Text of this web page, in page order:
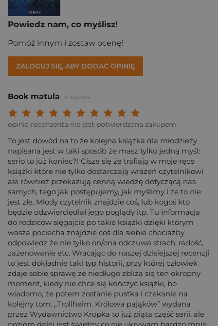
Powiedz nam, co myślisz!
Pomóż innym i zostaw ocenę!
ZALOGUJ SIĘ, ABY DODAĆ OPINIĘ
Book matula 10/05/2026
Twoja ocena:
Twoja ocena: Wybitna 9/
Twoja ocena: Rewelacyjna 8/
Twoja ocena: Bardzo dobra 7/10"
Twoja ocena: Dobra 6/10"
Twoja ocena: Przeciętna 5/10"
Twoja ocena: Może być 4/10"
Twoja ocena: Słaba 3/10"
Twoja ocena: Bardzo słaba 2/10"
Twoja ocena: Beznadziejna 1/10"
opinia recenzenta nie jest potwierdzona zakupem
To jest dowód na to że kolejna książka dla młodzieży
napisana jest w taki sposób że masz tylko jedną myśl:
serio to już koniec?! Cisze się że trafiają w moje ręce
książki które nie tylko dostarczają wrażeń czytelnikowi
ale również przekazują cenną wiedzę dotyczącą nas
samych, tego jak postępujemy, jak myślimy i że to nie
jest złe. Młody czytelnik znajdzie coś, lub kogoś kto
będzie odzwierciedlał jego poglądy itp. Tu informacja
do rodziców sięgajcie po takie książki dzięki którym
wasza pociecha znajdzie coś dla siebie chociażby
odpowiedz że nie tylko on/ona odczuwa strach, radość,
zażenowanie etc. Wracając do naszej dzisiejszej recenzji
to jest dokładnie taki typ historii, przy której człowiek
zdaje sobie sprawę ze niedługo zbliża się ten okropny
moment, kiedy nie chce się kończyć książki, bo
wiadomo, że potem zostanie pustka i czekanie na
kolejny tom. „Trollheim. Królowa pająków” wydana
przez Wydawnictwo Kropka to już piąta część serii, ale
poziom dalej jest świetny co nie ukrywam bardzo mnie